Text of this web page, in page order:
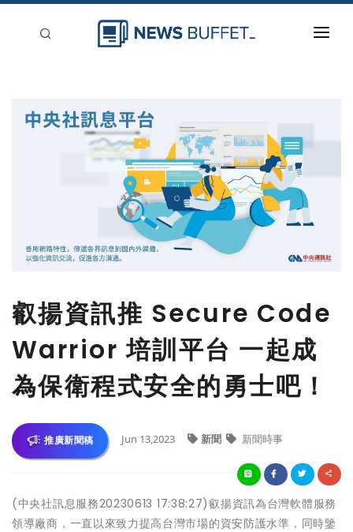
叡揚資訊推 Secure Code
Warrior 培訓平台 一起成
為保衛程式安全的勇士吧！
推廣新聞稿 Jun 13,2023 新聞 新聞時事
(中央社訊息服務20230613 17:38:27)叡揚資訊為台灣軟體服務
領導廠商，一直以來致力提高台灣市場的資安防護水準，同時鑒